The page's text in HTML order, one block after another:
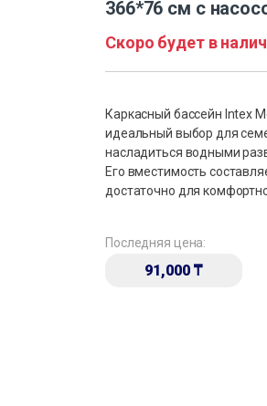
366*76 см с
Скоро будет в
Каркасный бассейн Intex
идеальный выбор для
насладиться водными
Его вместимость
достаточно для
Последняя цена:
91,000 ₸